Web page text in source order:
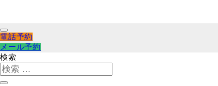
電話予約
メール予約
検索